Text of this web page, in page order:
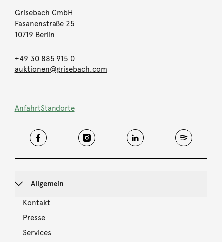
Grisebach GmbH
Fasanenstraße 25
10719 Berlin
+49 30 885 915 0
auktionen@grisebach.com
AnfahrtStandorte
Allgemein
Kontakt
Presse
Services